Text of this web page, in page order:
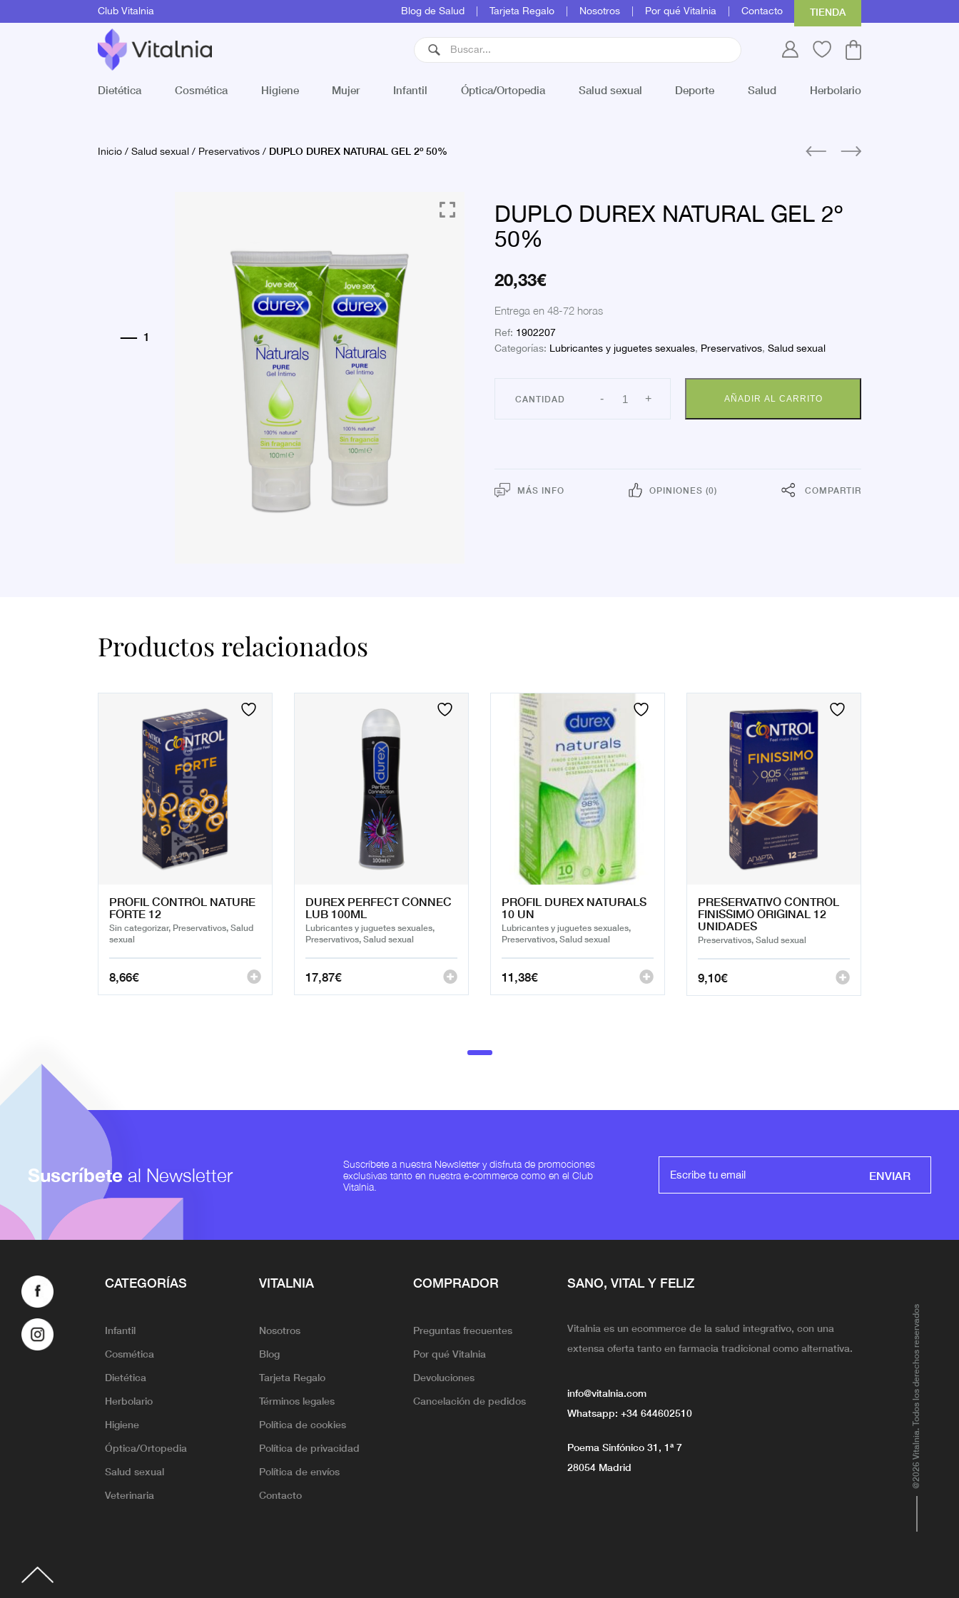
Club Vitalnia Blog de Salud Tarjeta Regalo Nosotros Por qué Vitalnia Contacto TIENDA
Dietética Cosmética Higiene Mujer Infantil Óptica/Ortopedia Salud sexual Deporte Salud Herbolario
Inicio/Salud sexual/ Preservativos/ DUPLO DUREX NATURAL GEL 2º 50%
DUPLO DUREX NATURAL GEL 2º
50%
20,33€
Entrega en 48-72 horas
Ref: 1902207
Categorías: Lubricantes y juguetes sexuales, Preservativos,Salud sexual
- DUPLO
DUREX+ AÑADIR AL CARRITO
MÁS INFO OPINIONES (0) COMPARTIR
Productos relacionados
PROFIL CONTROL NATURE
FORTE 12
Sin categorizar, Preservativos, Salud
sexual
8,66€
DUREX PERFECT CONNEC
LUB 100ML
Lubricantes y juguetes sexuales,
Preservativos, Salud sexual
17,87€
PROFIL DUREX NATURALS
10 UN
Lubricantes y juguetes sexuales,
Preservativos, Salud sexual
11,38€
PRESERVATIVO CONTROL
FINISSIMO ORIGINAL 12
UNIDADES
Preservativos, Salud sexual
9,10€
Suscríbete al Newsletter
Suscríbete a nuestra Newsletter y disfruta de promociones
exclusivas tanto en nuestra e-commerce como en el Club
Vitalnia.
ENVIAR
CATEGORÍAS
Infantil
Cosmética
Dietética
Herbolario
Higiene
Óptica/Ortopedia
Salud sexual
Veterinaria
VITALNIA
Nosotros
Blog
Tarjeta Regalo
Términos legales
Política de cookies
Política de privacidad
Política de envíos
Contacto
COMPRADOR
Preguntas frecuentes
Por qué Vitalnia
Devoluciones
Cancelación de pedidos
SANO, VITAL Y FELIZ
Vitalnia es un ecommerce de la salud integrativo, con una
extensa oferta tanto en farmacia tradicional como alternativa.
info@vitalnia.com
Whatsapp: +34 644602510
Poema Sinfónico 31, 1ª 7
28054 Madrid
@2026 Vitalnia. Todos los derechos reservados